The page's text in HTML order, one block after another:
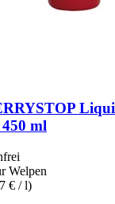
ml
Welpen
€ / l)